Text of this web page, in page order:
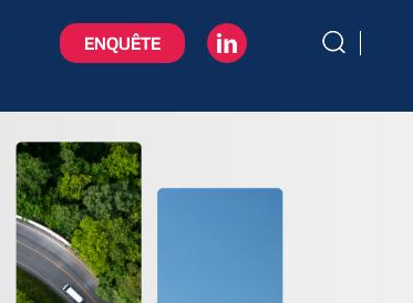
ENQUÊTE